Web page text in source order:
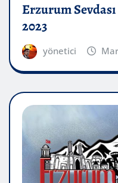
Erzurum
2023
yönetici